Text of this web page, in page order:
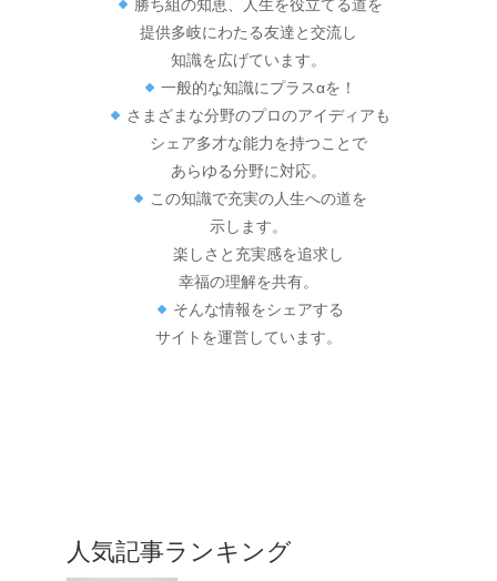
勝ち組の知恵、人生を役立てる道を
提供多岐にわたる友達と交流し
知識を広げています。
一般的な知識にプラスαを！
さまざまな分野のプロのアイディアも
シェア多才な能力を持つことで
あらゆる分野に対応。
この知識で充実の人生への道を
示します。
楽しさと充実感を追求し
幸福の理解を共有。
そんな情報をシェアする
サイトを運営しています。
人気記事ランキング